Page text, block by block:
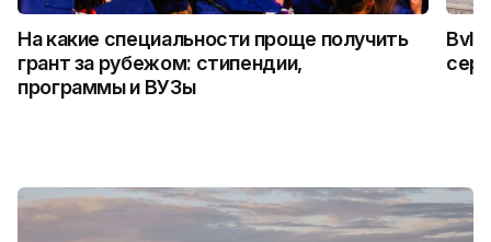
На какие специальности проще получить
грант за рубежом: стипендии,
программы и ВУЗы